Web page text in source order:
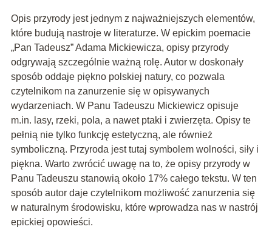
Opis przyrody jest jednym z najważniejszych elementów,
które budują nastroje w literaturze. W epickim poemacie
„Pan Tadeusz” Adama Mickiewicza, opisy przyrody
odgrywają szczególnie ważną rolę. Autor w doskonały
sposób oddaje piękno polskiej natury, co pozwala
czytelnikom na zanurzenie się w opisywanych
wydarzeniach. W Panu Tadeuszu Mickiewicz opisuje
m.in. lasy, rzeki, pola, a nawet ptaki i zwierzęta. Opisy te
pełnią nie tylko funkcję estetyczną, ale również
symboliczną. Przyroda jest tutaj symbolem wolności, siły i
piękna. Warto zwrócić uwagę na to, że opisy przyrody w
Panu Tadeuszu stanowią około 17% całego tekstu. W ten
sposób autor daje czytelnikom możliwość zanurzenia się
w naturalnym środowisku, które wprowadza nas w nastrój
epickiej opowieści.